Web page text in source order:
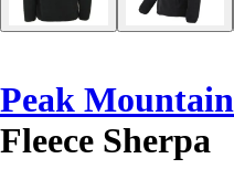
Peak Mountain
Fleece Sherpa